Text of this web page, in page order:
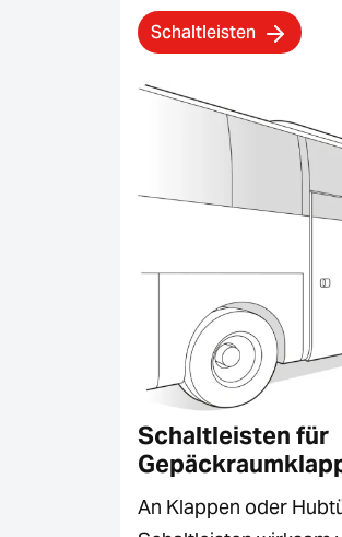
Schaltleisten
Schaltleisten für
An Klappen oder